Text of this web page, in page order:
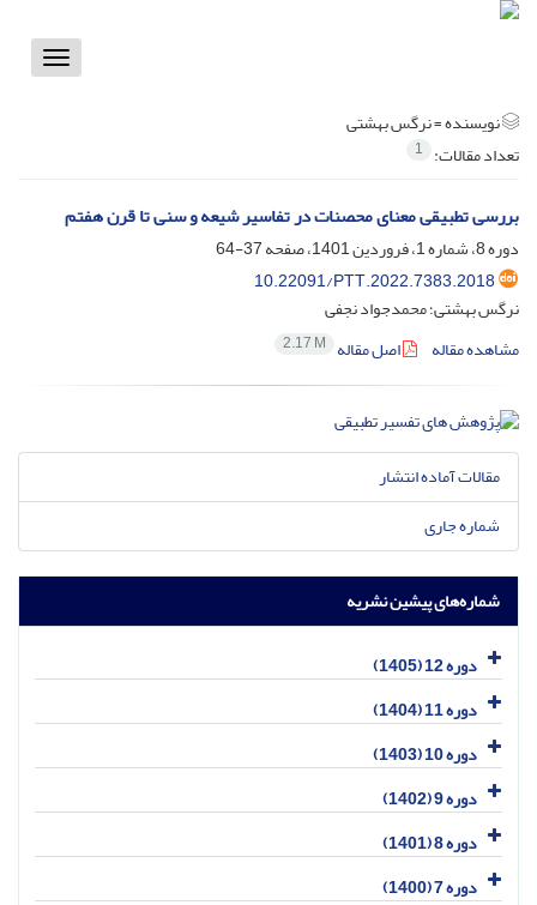
Toggle
نویسنده =نرگس بهشتی
تعداد مقالات: 1
بررسی تطبیقی معنای محصنات در تفاسیر شیعه و سنی تا قرن هفتم
دوره 8، شماره 1، فروردین 1401، صفحه
37-64
10.22091/PTT.2022.7383.2018
نرگس بهشتی؛ محمدجواد نجفی
مشاهده مقاله
اصل مقاله 2.17 M
مقالات آماده انتشار
شماره جاری
شماره‌های پیشین نشریه
دوره 12 (1405)
دوره 11 (1404)
دوره 10 (1403)
دوره 9 (1402)
دوره 8 (1401)
دوره 7 (1400)